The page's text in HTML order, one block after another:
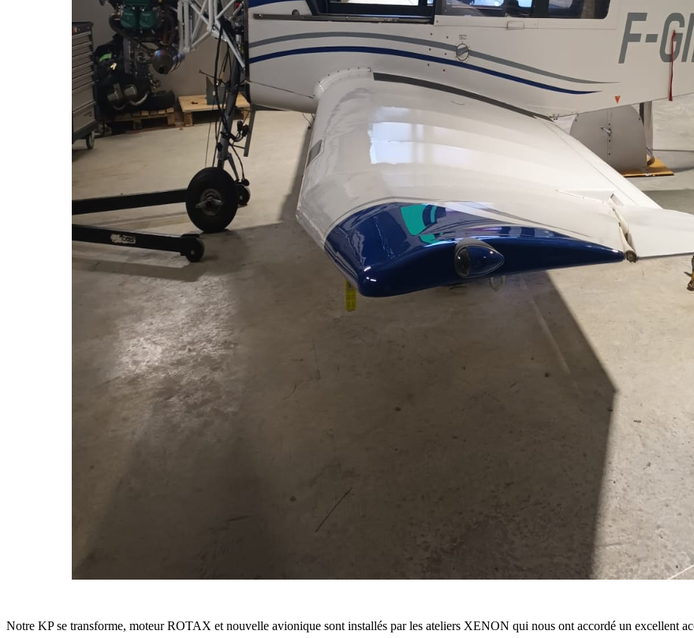
Notre KP se transforme, moteur ROTAX et nouvelle avionique sont installés par les ateliers XENON qui nous ont accordé un excellent